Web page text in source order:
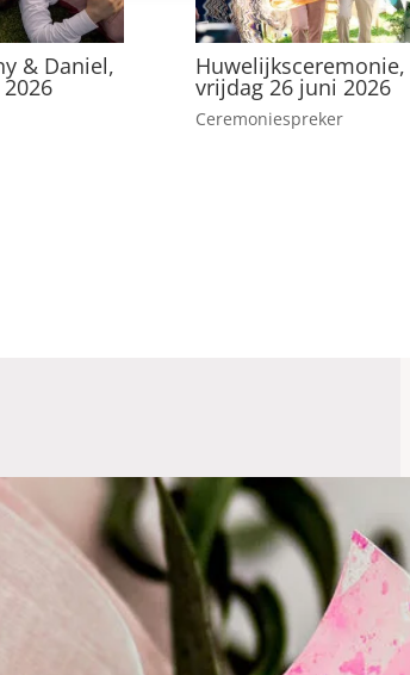
& Daniel, Huwelijksceremonie,
vrijdag 26 juni 2026
Ceremoniespreker